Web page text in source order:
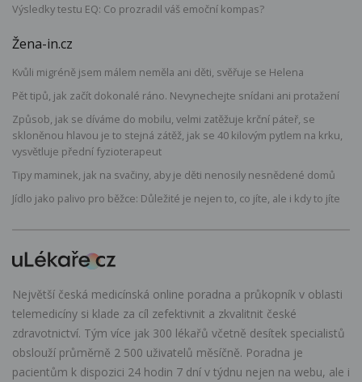
Výsledky testu EQ: Co prozradil váš emoční kompas?
Žena-in.cz
Kvůli migréně jsem málem neměla ani děti, svěřuje se Helena
Pět tipů, jak začít dokonalé ráno. Nevynechejte snídani ani protažení
Způsob, jak se díváme do mobilu, velmi zatěžuje krční páteř, se
skloněnou hlavou je to stejná zátěž, jak se 40 kilovým pytlem na krku,
vysvětluje přední fyzioterapeut
Tipy maminek, jak na svačiny, aby je děti nenosily nesnědené domů
Jídlo jako palivo pro běžce: Důležité je nejen to, co jíte, ale i kdy to jíte
Největší česká medicínská online poradna a průkopník v oblasti
telemedicíny si klade za cíl zefektivnit a zkvalitnit české
zdravotnictví. Tým více jak 300 lékařů včetně desítek specialistů
obslouží průměrně 2 500 uživatelů měsíčně. Poradna je
pacientům k dispozici 24 hodin 7 dní v týdnu nejen na webu, ale i